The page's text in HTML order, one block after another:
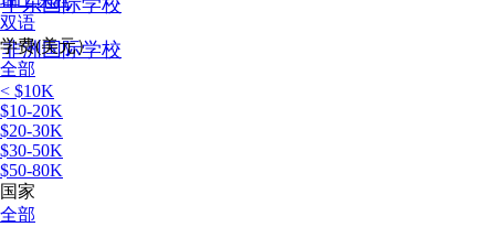
中东国际学校
非洲国际学校
双语
学费(美元）
全部
< $10K
$10-20K
$20-30K
$30-50K
$50-80K
国家
全部